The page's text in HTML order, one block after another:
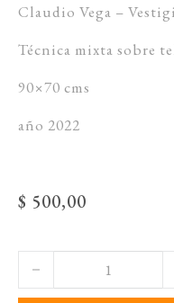
Claudio Vega –
Técnica mixta sobre
90×70 cms
año 2022
$ 500,00
Claudio Vega -